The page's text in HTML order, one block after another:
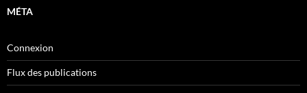
MÉTA
Connexion
Flux des publications